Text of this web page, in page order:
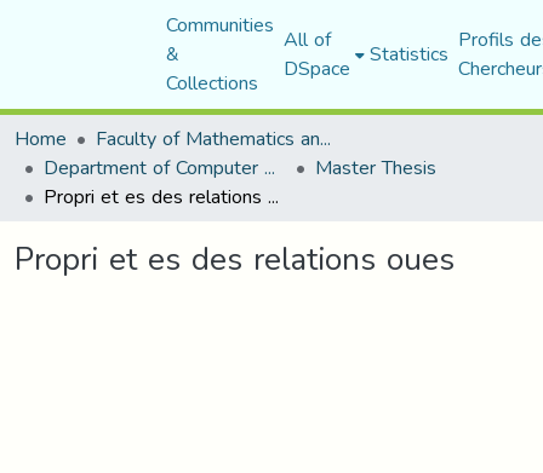
Communities
&
Collections
All of
DSpace Statistics Profils
Home
Faculty of Mathematics and Computer Science
Department of Computer Science Master Thesis
Propri et es des relations oues
Propri et es des relations oues